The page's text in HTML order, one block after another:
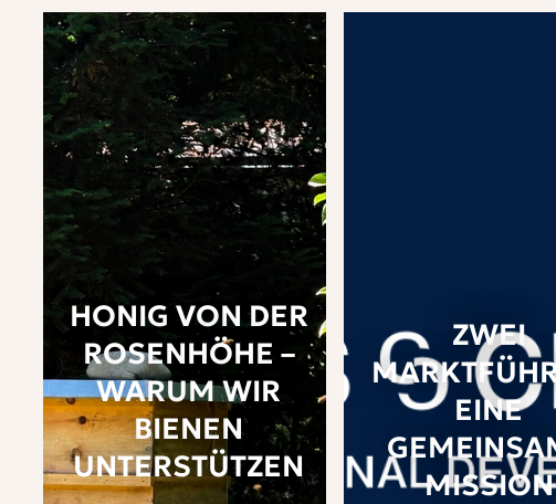
HONIG VON DER
ROSENHÖHE –
WARUM WIR
BIENEN
UNTERSTÜTZEN
ZWEI
EINE
MISSION